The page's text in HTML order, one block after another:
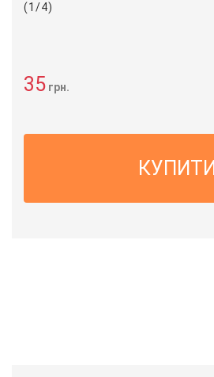
(1/4)
35 грн.
КУПИТИ